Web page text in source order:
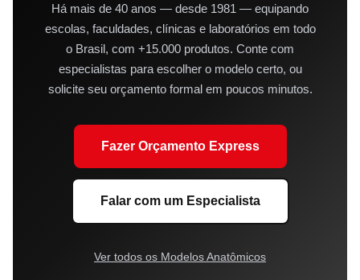
Há mais de 40 anos — desde 1981 — equipando
escolas, faculdades, clínicas e laboratórios em todo
o Brasil, com +15.000 produtos. Conte com
especialistas para escolher o modelo certo, ou
solicite seu orçamento formal em poucos minutos.
Fazer Orçamento Express
Falar com um Especialista
Ver todos os Modelos Anatômicos